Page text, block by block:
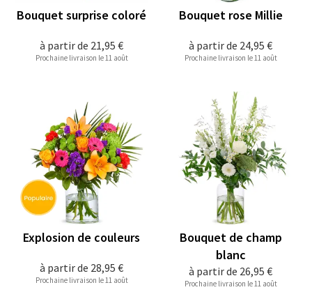
à partir de 21,95 €
Bouquet surprise coloré
Prochaine livraison le 11 août
à partir de 24,95 €
Bouquet rose Millie
Prochaine livraison le 11 août
à partir de 28,95 €
Explosion de couleurs
Prochaine livraison le 11 août
à partir de 26,95 €
Bouquet de champ
blanc
Prochaine livraison le 11 août